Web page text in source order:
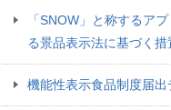
「SNOW」と称するア
る景品表示法に基づく
機能性表示食品制度届